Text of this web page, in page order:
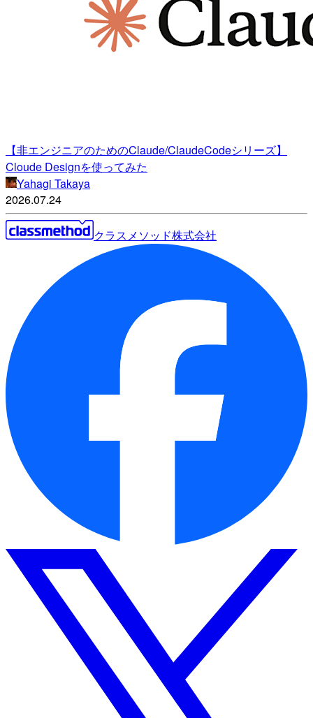
【非エンジニアのためのClaude/ClaudeCodeシリーズ】
Cloude Designを使ってみた
Yahagi Takaya
2026.07.24
クラスメソッド株式会社